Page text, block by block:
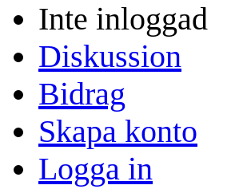
Inte inloggad
Diskussion
Bidrag
Skapa konto
Logga in